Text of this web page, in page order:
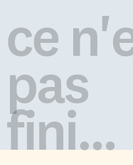
médiatique a presque
entièrement occulté. Pendant
que les manchettes soulignaient
depuis 2021 de Scandinavian
Airlines (SAS), «maîtrise» le […]
ce
pas
fini...